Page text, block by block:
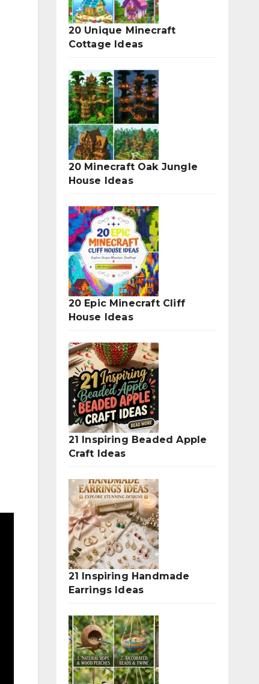
20 Unique Minecraft
Cottage Ideas
20 Minecraft Oak Jungle
House Ideas
20 Epic Minecraft Cliff
House Ideas
21 Inspiring Beaded Apple
Craft Ideas
21 Inspiring Handmade
Earrings Ideas